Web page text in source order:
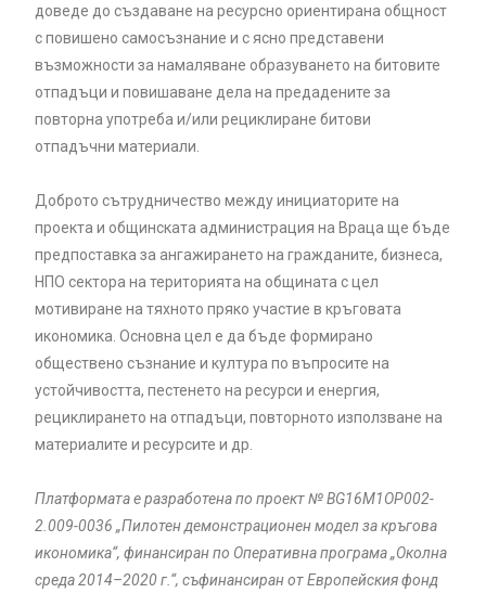
доведе до създаване на ресурсно ориентирана общност
с повишено самосъзнание и с ясно представени
възможности за намаляване образуването на битовите
отпадъци и повишаване дела на предадените за
повторна употреба и/или рециклиране битови
отпадъчни материали.
Доброто сътрудничество между инициаторите на
проекта и общинската администрация на Враца ще бъде
предпоставка за ангажирането на гражданите, бизнеса,
НПО сектора на територията на общината с цел
мотивиране на тяхното пряко участие в кръговата
икономика. Основна цел е да бъде формирано
обществено съзнание и култура по въпросите на
устойчивостта, пестенето на ресурси и енергия,
рециклирането на отпадъци, повторното използване на
материалите и ресурсите и др.
Платформата е разработена по проект № BG16M1OP002-
2.‎009-0036 „Пилотен демонстрационен модел за кръгова
икономика“, финансиран по Оперативна програма „Околна
среда ‎‎2014–2020 г.“, съфинансиран от Европейския фонд